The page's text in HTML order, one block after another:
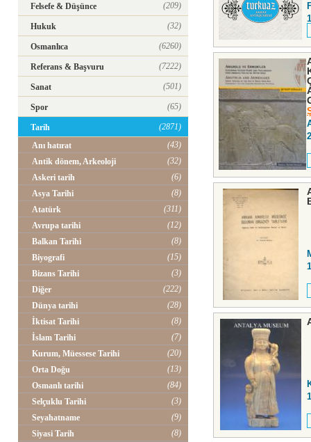
Felsefe & Düşünce (209)
Hukuk (32)
Osmanlıca (6260)
Referans & Başvuru (7222)
Sanat (501)
Spor (65)
Tarih
(2871)
Anı hatırat
(43)
Antik dönem, Arkeoloji
(32)
Askeri tarih
(6)
Asya Tarihi
(8)
Atatürk
(311)
Avrupa tarihi
(12)
Balkan Tarihi
(8)
Biyografi
(15)
Bizans Tarihi
(3)
Diğer
(222)
Dünya tarihi
(28)
İktisat Tarihi
(8)
İslam Tarihi
(7)
Kurum, Müessese Tarihi
(20)
Orta Doğu
(13)
Osmanlı tarihi
(84)
Selçuklu Tarihi
(3)
Seyahatname
(9)
Siyasi Tarih
(8)